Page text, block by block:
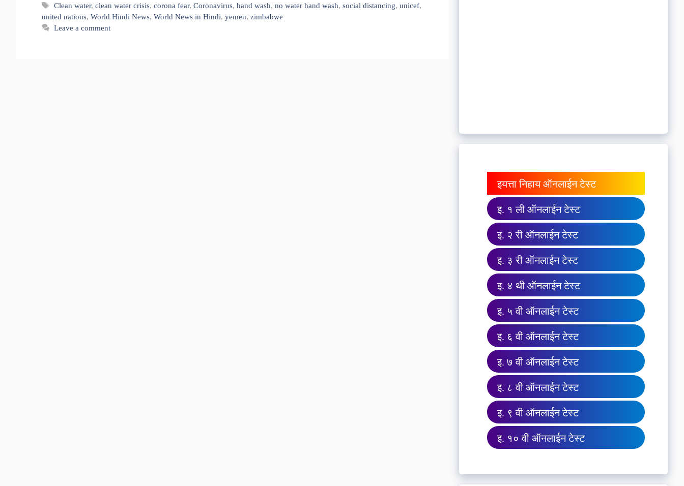
Tags
Clean water,clean water crisis,corona fear,Coronavirus,hand wash,no water hand wash,social distancing,unicef,
united nations, World Hindi News, World News in Hindi, yemen, zimbabwe
Leave a comment
इयत्ता निहाय ऑनलाईन टेस्ट
इ. १ ली ऑनलाईन टेस्ट
इ. २ री ऑनलाईन टेस्ट
इ. ३ री ऑनलाईन टेस्ट
इ. ४ थी ऑनलाईन टेस्ट
इ. ५ वी ऑनलाईन टेस्ट
इ. ६ वी ऑनलाईन टेस्ट
इ. ७ वी ऑनलाईन टेस्ट
इ. ८ वी ऑनलाईन टेस्ट
इ. ९ वी ऑनलाईन टेस्ट
इ. १० वी ऑनलाईन टेस्ट